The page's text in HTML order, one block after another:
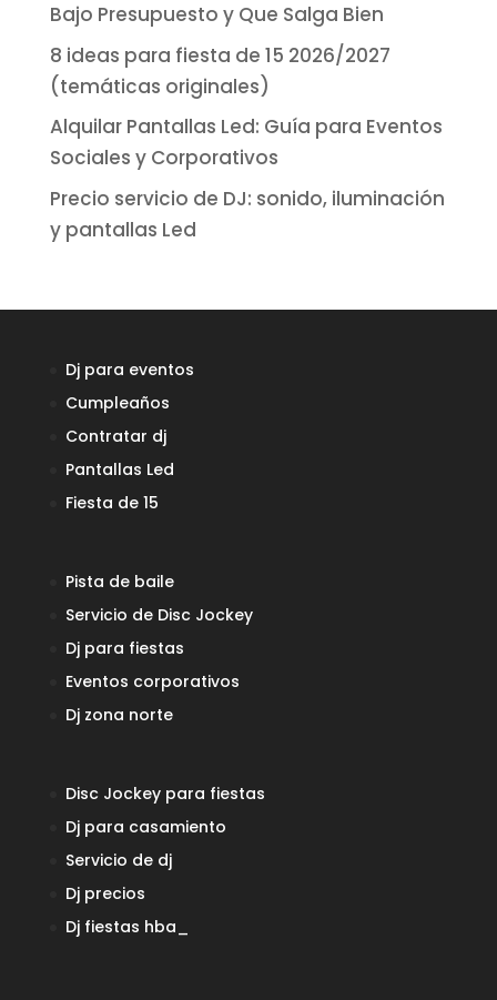
Bajo Presupuesto y Que Salga Bien
8 ideas para fiesta de 15 2026/2027
(temáticas originales)
Alquilar Pantallas Led: Guía para Eventos
Sociales y Corporativos
Precio servicio de DJ: sonido, iluminación
y pantallas Led
Dj para eventos
Cumpleaños
Contratar dj
Pantallas Led
Fiesta de 15
Pista de baile
Servicio de Disc Jockey
Dj para fiestas
Eventos corporativos
Dj zona norte
Disc Jockey para fiestas
Dj para casamiento
Servicio de dj
Dj precios
Dj fiestas hba_